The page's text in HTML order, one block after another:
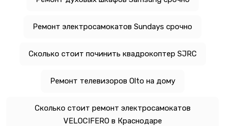
Ремонт электросамокатов Sundays срочно
Сколько стоит починить квадрокоптер SJRC
Ремонт телевизоров Olto на дому
Сколько стоит ремонт электросамокатов
VELOCIFERO в Краснодаре